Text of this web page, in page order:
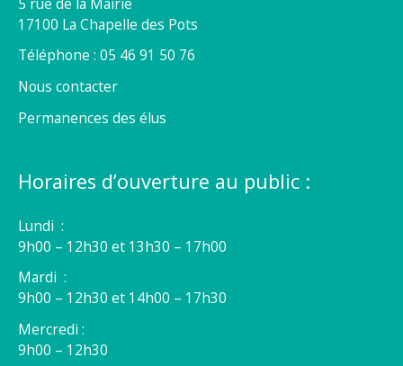
17100 La Chapelle des Pots
Téléphone : 05 46 91 50 76
Nous contacter
Permanences des élus
Horaires d’ouverture au public :
Lundi :
9h00 – 12h30 et 13h30 – 17h00
Mardi :
9h00 – 12h30 et 14h00 – 17h30
Mercredi :
9h00 – 12h30